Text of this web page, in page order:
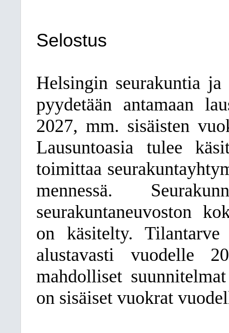
Selostus
Helsingin seurakuntia
pyydetään antamaan
2027, mm. sisäisten
Lausuntoasia tulee
toimittaa
mennessä.
seurakuntaneuvoston
on käsitelty.
alustavasti vuodelle
mahdolliset
on sisäiset vuokrat